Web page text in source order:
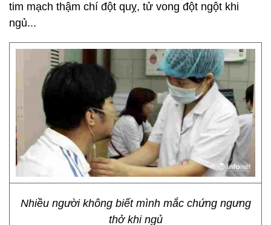
tim mạch thậm chí đột quỵ, tử vong đột ngột khi
ngủ...
Nhiều người không biết mình mắc chứng ngưng
thở khi ngủ